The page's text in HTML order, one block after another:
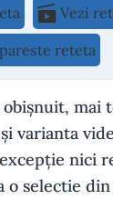
Vezi
reteta
mai
varianta
nici
o selectie din